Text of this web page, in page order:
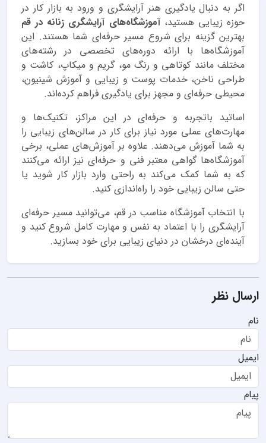
اگر به دنبال یادگیری هنر آرایشگری و ورود به بازار کار در
حوزه زیبایی هستید،آموزشگاه‌های آرایشگری زنانه در قم
بهترین گزینه برای شروع مسیر حرفه‌ای شما هستند. این
آموزشگاه‌ها با ارائه دوره‌های تخصصی در رشته‌های
مختلف مانند کوتاهی و رنگ مو، گریم و میکاپ، کاشت و
طراحی ناخن، خدمات پوست و زیبایی و آموزش شینیون،
محیطی حرفه‌ای و مجهز برای یادگیری فراهم کرده‌اند.
اساتید باتجربه و حرفه‌ای در این مراکز، تکنیک‌ها و
مهارت‌های عملی مورد نیاز برای کار در سالن‌های زیبایی را
به شما آموزش می‌دهند. علاوه بر آموزش‌های عملی، برخی
آموزشگاه‌ها گواهی معتبر فنی و حرفه‌ای نیز ارائه می‌کنند
که به شما کمک می‌کند به راحتی وارد بازار کار شوید یا
حتی سالن زیبایی خود را راه‌اندازی کنید.
با انتخاب آموزشگاه مناسب در قم، می‌توانید مسیر حرفه‌ای
آرایشگری را با اعتماد به نفس و مهارت کامل شروع کنید و
آینده‌ای درخشان در دنیای زیبایی برای خود بسازید.
ارسال نظر
نام
ایمیل
پیام